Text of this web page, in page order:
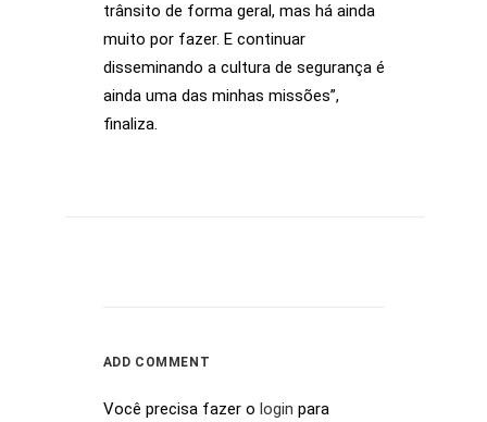
trânsito de forma geral, mas há ainda
muito por fazer. E continuar
disseminando a cultura de segurança é
ainda uma das minhas missões”,
finaliza.
ADD COMMENT
Você precisa fazer o login para